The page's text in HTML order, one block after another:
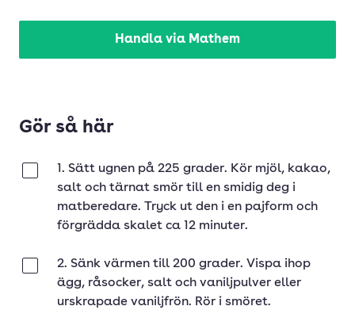
Handla via Mathem
Gör så här
1. Sätt ugnen på 225 grader. Kör mjöl, kakao,
salt och tärnat smör till en smidig deg i
matberedare. Tryck ut den i en pajform och
förgrädda skalet ca 12 minuter.
2. Sänk värmen till 200 grader. Vispa ihop
ägg, råsocker, salt och vaniljpulver eller
urskrapade vaniljfrön. Rör i smöret.